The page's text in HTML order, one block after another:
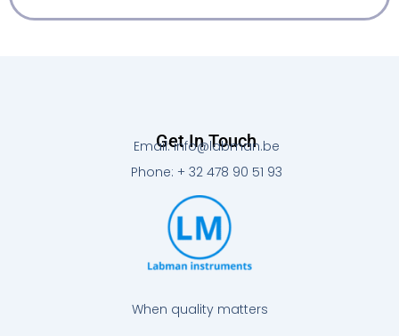
When quality matters
Get In Touch
Email: info@labman.be
Phone: + 32 478 90 51 93